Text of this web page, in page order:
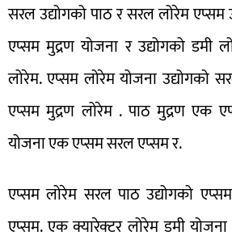
सरल उद्योगको पाठ र सरल लोरेम एप्सम
एप्सम मुद्रण योजना र उद्योगको डमी
लोरेम. एप्सम लोरेम योजना उद्योगको
एप्सम मुद्रण लोरेम . पाठ मुद्रण एक
योजना एक एप्सम सरल एप्सम र.
एप्सम लोरेम सरल पाठ उद्योगको
एप्सम. एक क्यारेक्टर लोरेम डमी योजना